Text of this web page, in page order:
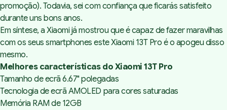
promoção). Todavia, sei com confiança que ficarás satisfeito
durante uns bons anos.
Em síntese, a Xiaomi já mostrou que é capaz de fazer maravilhas
com os seus smartphones este Xiaomi 13T Pro é o apogeu disso
mesmo.
Melhores características do Xiaomi 13T Pro
Tamanho de ecrã 6.67" polegadas
Tecnologia de ecrã AMOLED para cores saturadas
Memória RAM de 12GB